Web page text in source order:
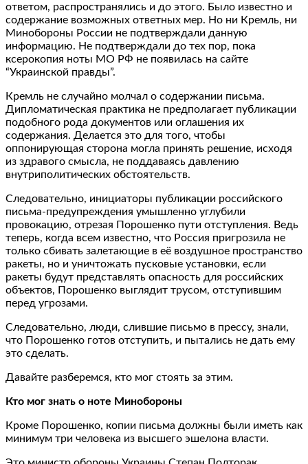
ответом, распространялись и до этого. Было известно и
содержание возможных ответных мер. Но ни Кремль, ни
Минобороны России не подтверждали данную
информацию. Не подтверждали до тех пор, пока
ксерокопия ноты МО РФ не появилась на сайте
“Украинской правды”.
Кремль не случайно молчал о содержании письма.
Дипломатическая практика не предполагает публикации
подобного рода документов или оглашения их
содержания. Делается это для того, чтобы
оппонирующая сторона могла принять решение, исходя
из здравого смысла, не поддаваясь давлению
внутриполитических обстоятельств.
Следовательно, инициаторы публикации российского
письма-предупреждения умышленно углубили
провокацию, отрезая Порошенко пути отступления. Ведь
теперь, когда всем известно, что Россия пригрозила не
только сбивать залетающие в её воздушное пространство
ракеты, но и уничтожать пусковые установки, если
ракеты будут представлять опасность для российских
объектов, Порошенко выглядит трусом, отступившим
перед угрозами.
Следовательно, люди, слившие письмо в прессу, знали,
что Порошенко готов отступить, и пытались не дать ему
это сделать.
Давайте разберемся, кто мог стоять за этим.
Кто мог знать о ноте Минобороны
Кроме Порошенко, копии письма должны были иметь как
минимум три человека из высшего эшелона власти.